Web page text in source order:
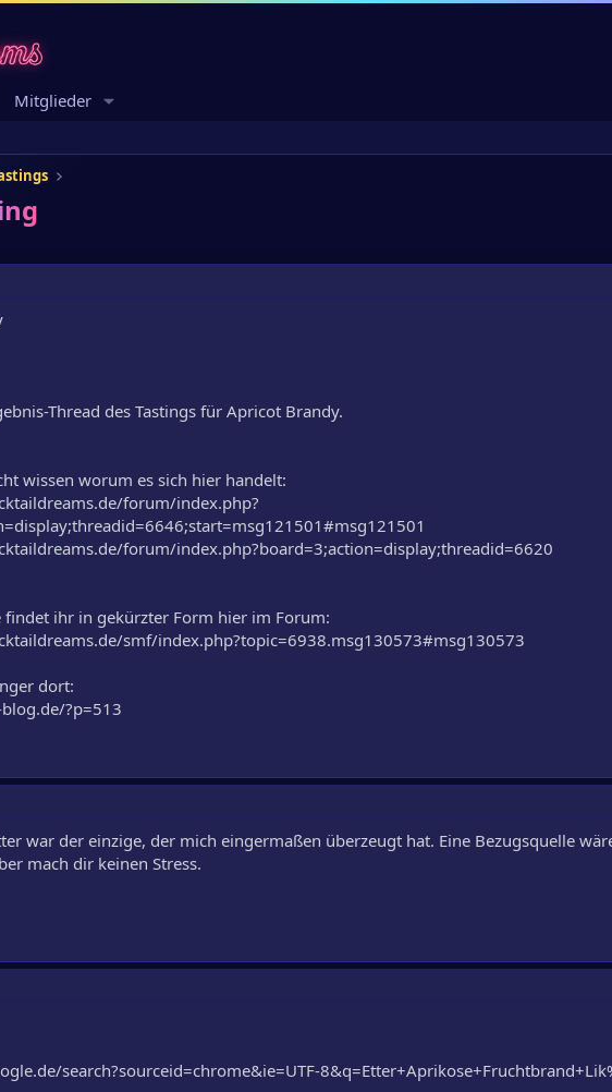
Mitglieder
Thread des Tastings für Apricot Brandy.
wissen worum es sich hier handelt:
forum/index.php?
forum/index.php?board=3;action=display;threadid=6620
findet ihr in gekürzter Form hier im Forum:
smf/index.php?topic=6938.msg130573#msg130573
dort:
?p=513
war der einzige, der mich eingermaßen überzeugt hat. Eine Bezugsquelle
mach dir keinen Stress.
search?sourceid=chrome&ie=UTF-